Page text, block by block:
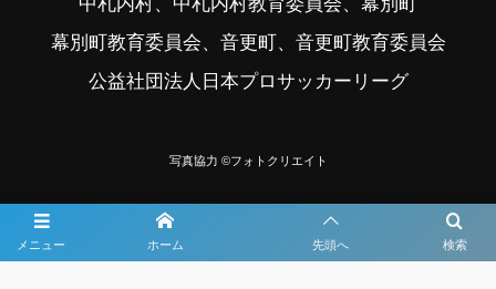
メニュー 検索
ホーム 先頭へ
幕別町教育委員会、音更町、音更町教育委員会
公益社団法人日本プロサッカーリーグ
写真協力 ©フォトクリエイト